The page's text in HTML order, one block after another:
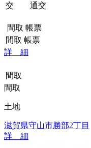
交 通交
間取 帳票
間取 帳票
詳 細
間取
間取
土地
滋賀県守山市勝部2丁目
詳 細